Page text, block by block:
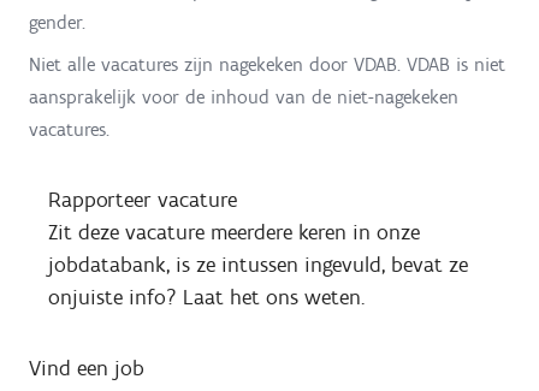
gender.
Niet alle vacatures zijn nagekeken door VDAB. VDAB is niet
aansprakelijk voor de inhoud van de niet-nagekeken
vacatures.
Rapporteer vacature
Zit deze vacature meerdere keren in onze
jobdatabank, is ze intussen ingevuld, bevat ze
onjuiste info? Laat het ons weten.
Vind een job